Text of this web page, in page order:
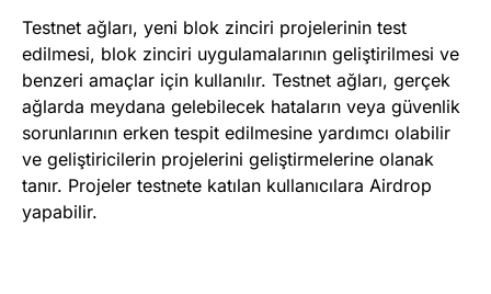
Testnet ağları, yeni blok zinciri projelerinin test
edilmesi, blok zinciri uygulamalarının geliştirilmesi ve
benzeri amaçlar için kullanılır. Testnet ağları, gerçek
ağlarda meydana gelebilecek hataların veya güvenlik
sorunlarının erken tespit edilmesine yardımcı olabilir
ve geliştiricilerin projelerini geliştirmelerine olanak
tanır. Projeler testnete katılan kullanıcılara Airdrop
yapabilir.